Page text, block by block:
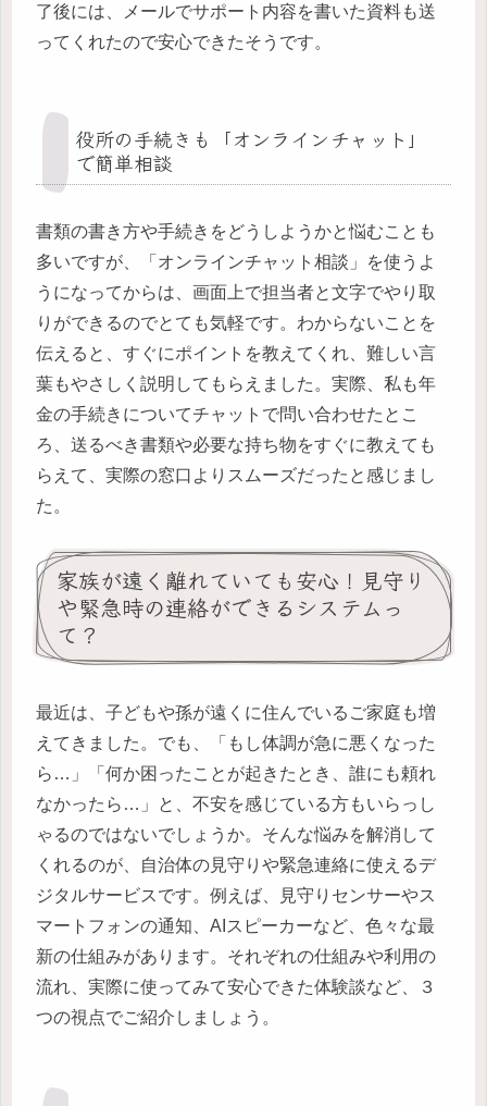
了後には、メールでサポート内容を書いた資料も送
ってくれたので安心できたそうです。
役所の手続きも「オンラインチャット」
で簡単相談
書類の書き方や手続きをどうしようかと悩むことも
多いですが、「オンラインチャット相談」を使うよ
うになってからは、画面上で担当者と文字でやり取
りができるのでとても気軽です。わからないことを
伝えると、すぐにポイントを教えてくれ、難しい言
葉もやさしく説明してもらえました。実際、私も年
金の手続きについてチャットで問い合わせたとこ
ろ、送るべき書類や必要な持ち物をすぐに教えても
らえて、実際の窓口よりスムーズだったと感じまし
た。
家族が遠く離れていても安心！見守り
や緊急時の連絡ができるシステムっ
て？
最近は、子どもや孫が遠くに住んでいるご家庭も増
えてきました。でも、「もし体調が急に悪くなった
ら…」「何か困ったことが起きたとき、誰にも頼れ
なかったら…」と、不安を感じている方もいらっし
ゃるのではないでしょうか。そんな悩みを解消して
くれるのが、自治体の見守りや緊急連絡に使えるデ
ジタルサービスです。例えば、見守りセンサーやス
マートフォンの通知、AIスピーカーなど、色々な最
新の仕組みがあります。それぞれの仕組みや利用の
流れ、実際に使ってみて安心できた体験談など、３
つの視点でご紹介しましょう。